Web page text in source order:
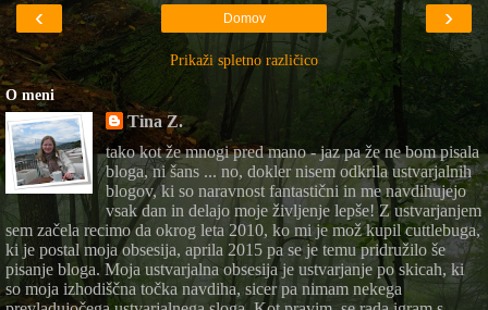
‹ ›
Domov
Prikaži spletno različico
O meni
Tina Z.
tako kot že mnogi pred mano - jaz pa že ne bom pisala
bloga, ni šans ... no, dokler nisem odkrila ustvarjalnih
blogov, ki so naravnost fantastični in me navdihujejo
vsak dan in delajo moje življenje lepše! Z ustvarjanjem
sem začela recimo da okrog leta 2010, ko mi je mož kupil cuttlebuga,
ki je postal moja obsesija, aprila 2015 pa se je temu pridružilo še
pisanje bloga. Moja ustvarjalna obsesija je ustvarjanje po skicah, ki
so moja izhodiščna točka navdiha, sicer pa nimam nekega